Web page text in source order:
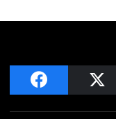
facebook